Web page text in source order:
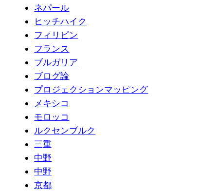
ネパール
ヒッチハイク
フィリピン
フランス
ブルガリア
ブログ論
プロジェクションマッピング
メキシコ
モロッコ
ルクセンブルク
三重
中野
中野
京都